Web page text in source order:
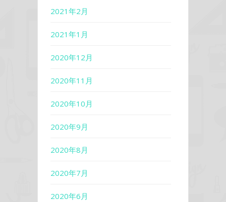
2021年2月
2021年1月
2020年12月
2020年11月
2020年10月
2020年9月
2020年8月
2020年7月
2020年6月